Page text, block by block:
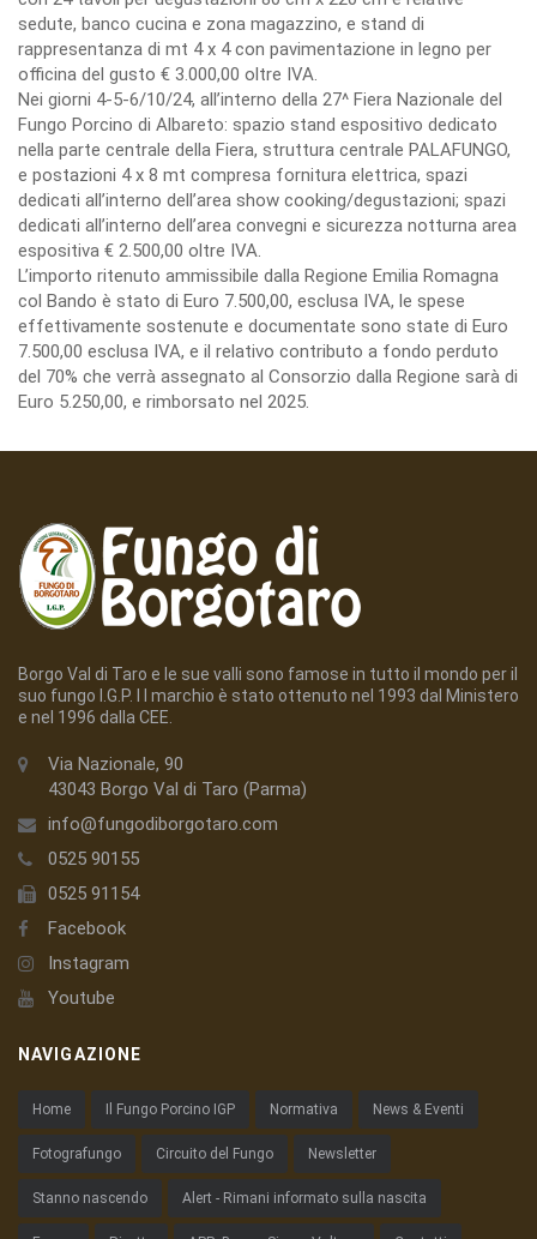
sedute, banco cucina e zona magazzino, e stand di
rappresentanza di mt 4 x 4 con pavimentazione in legno per
officina del gusto € 3.000,00 oltre IVA.
Nei giorni 4-5-6/10/24, all’interno della 27^ Fiera Nazionale del
Fungo Porcino di Albareto: spazio stand espositivo dedicato
nella parte centrale della Fiera, struttura centrale PALAFUNGO,
e postazioni 4 x 8 mt compresa fornitura elettrica, spazi
dedicati all’interno dell’area show cooking/degustazioni; spazi
dedicati all’interno dell’area convegni e sicurezza notturna area
espositiva € 2.500,00 oltre IVA.
L’importo ritenuto ammissibile dalla Regione Emilia Romagna
col Bando è stato di Euro 7.500,00, esclusa IVA, le spese
effettivamente sostenute e documentate sono state di Euro
7.500,00 esclusa IVA, e il relativo contributo a fondo perduto
del 70% che verrà assegnato al Consorzio dalla Regione sarà di
Euro 5.250,00, e rimborsato nel 2025.
Borgo Val di Taro e le sue valli sono famose in tutto il mondo per il
suo fungo I.G.P. I l marchio è stato ottenuto nel 1993 dal Ministero
e nel 1996 dalla CEE.
Via Nazionale, 90
43043 Borgo Val di Taro (Parma)
info@fungodiborgotaro.com
0525 90155
0525 91154
Facebook
Instagram
Youtube
NAVIGAZIONE
Home Il Fungo Porcino IGP Normativa News & Eventi
Fotografungo Circuito del Fungo Newsletter
Stanno nascendo Alert - Rimani informato sulla nascita